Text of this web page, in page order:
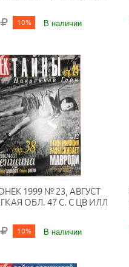
10% В наличии
1999 № 23, АВГУСТ
ОБЛ. 47 С. С ЦВ ИЛЛ
10% В наличии